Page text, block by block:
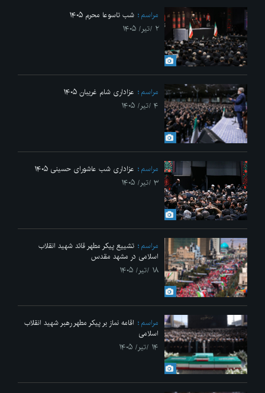
مراسم
شب تاسوعا محرم ۱۴۰۵
۲ /تیر/ ۱۴۰۵
مراسم
عزاداری شام غریبان ۱۴۰۵
۴ /تیر/ ۱۴۰۵
مراسم
عزاداری شب عاشورای حسینی ۱۴۰۵
۳ /تیر/ ۱۴۰۵
مراسم
تشییع پیکر مطهر قائد شهید انقلاب
اسلامی در مشهد مقدس
۱۸ /تیر/ ۱۴۰۵
مراسم
اقامه نماز بر پیکر مطهر رهبر شهید انقلاب
اسلامی
۱۴ /تیر/ ۱۴۰۵